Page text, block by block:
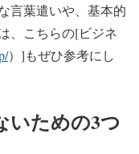
言葉遣いや、基本的
、こちらの[ビジネ
）]もぜひ参考にし
いための3つ